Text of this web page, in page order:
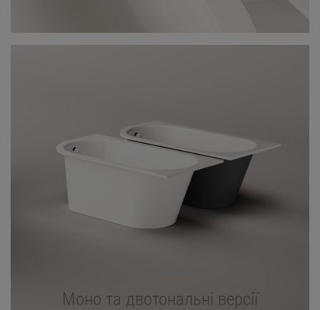
Моно та двотональні версії